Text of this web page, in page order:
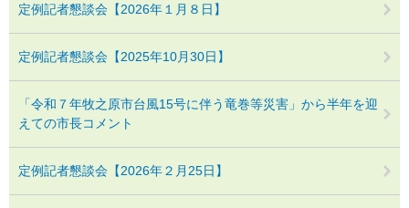
定例記者懇談会【2026年１月８日】
定例記者懇談会【2025年10月30日】
「令和７年牧之原市台風15号に伴う竜巻等災害」から半年を迎
えての市長コメント
定例記者懇談会【2026年２月25日】